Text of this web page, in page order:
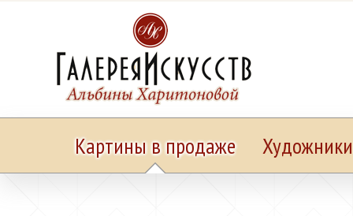
Картины в продаже Художники